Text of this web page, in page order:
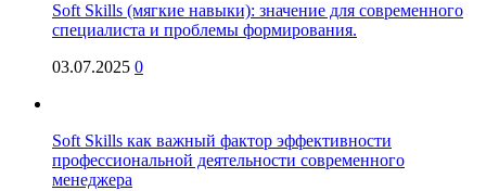
Soft Skills (мягкие навыки): значение для современного
специалиста и проблемы формирования.
03.07.2025 0
Soft Skills как важный фактор эффективности
профессиональной деятельности современного
менеджера